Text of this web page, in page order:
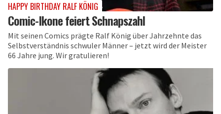
HAPPY BIRTHDAY RALF KÖNIG
Comic-Ikone feiert Schnapszahl
Mit seinen Comics prägte Ralf König über Jahrzehnte das
Selbstverständnis schwuler Männer – jetzt wird der Meister
66 Jahre jung. Wir gratulieren!